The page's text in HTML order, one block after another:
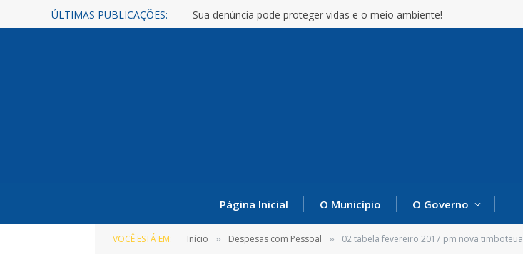
ÚLTIMAS PUBLICAÇÕES: Sua denúncia pode proteger vidas e o meio ambiente!
Página Inicial O Município O Governo
VOCÊ ESTÁ EM: Início » Despesas com Pessoal » 02 tabela fevereiro 2017 pm nova timboteua